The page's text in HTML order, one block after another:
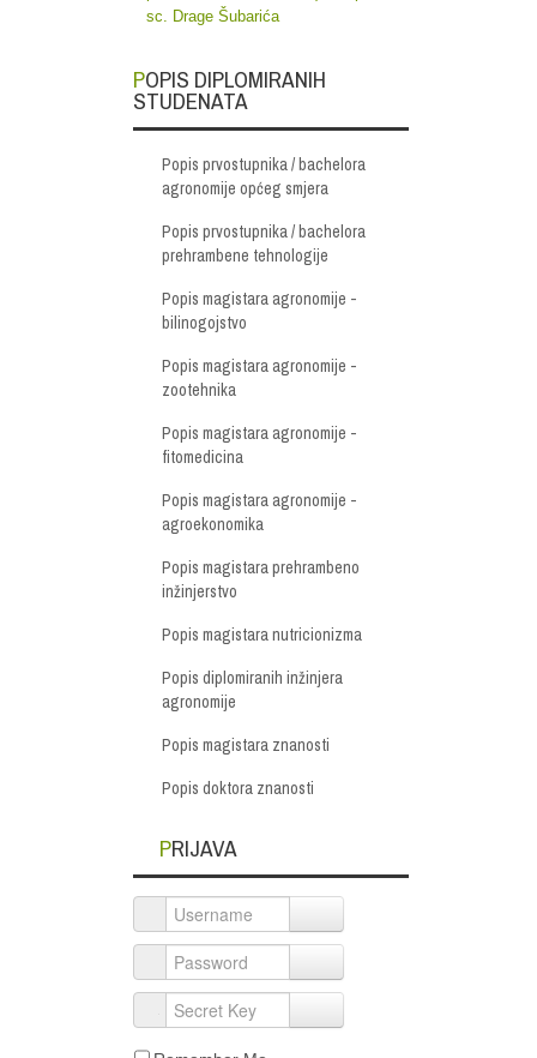
sc. Drage Šubarića
POPIS DIPLOMIRANIH
STUDENATA
Popis prvostupnika / bachelora
agronomije općeg smjera
Popis prvostupnika / bachelora
prehrambene tehnologije
Popis magistara agronomije -
bilinogojstvo
Popis magistara agronomije -
zootehnika
Popis magistara agronomije -
fitomedicina
Popis magistara agronomije -
agroekonomika
Popis magistara prehrambeno
inžinjerstvo
Popis magistara nutricionizma
Popis diplomiranih inžinjera
agronomije
Popis magistara znanosti
Popis doktora znanosti
PRIJAVA
Username
Password
Secret Key